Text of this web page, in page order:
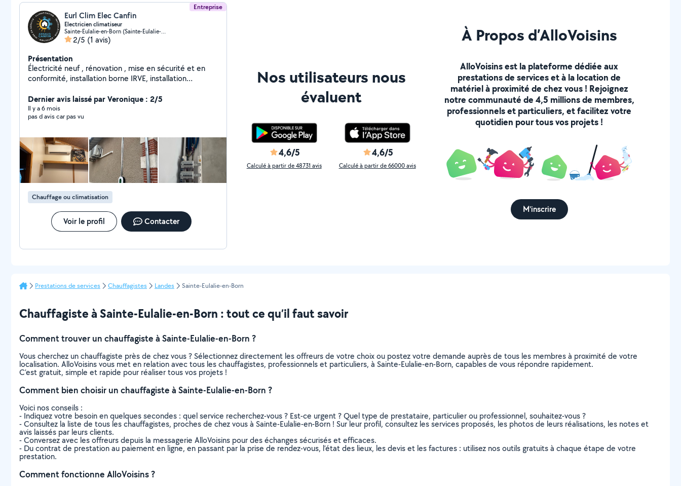
Entreprise
Eurl Clim Elec Canfin
Electricien climatiseur
Sainte-Eulalie-en-Born (Sainte-Eulalie-en-Born)
2/5 (1 avis)
Présentation
Électricité neuf , rénovation , mise en sécurité et en
conformité, installation borne IRVE, installation
entretien et réparation
Dernier avis laissé par Veronique : 2/5
Il y a 6 mois
pas d avis car pas vu
Chauffage ou climatisation
Voir le profil Contacter
Nos utilisateurs nous
évaluent
4,6/5
Calculé à partir de 48731 avis
4,6/5
Calculé à partir de 66000 avis
À Propos d’AlloVoisins
AlloVoisins est la plateforme dédiée aux
prestations de services et à la location de
matériel à proximité de chez vous ! Rejoignez
notre communauté de 4,5 millions de membres,
professionnels et particuliers, et facilitez votre
quotidien pour tous vos projets !
M'inscrire
Prestations de services Chauffagistes Landes Sainte-Eulalie-en-Born
Chauffagiste à Sainte-Eulalie-en-Born : tout ce qu’il faut savoir
Comment trouver un chauffagiste à Sainte-Eulalie-en-Born ?
Vous cherchez un chauffagiste près de chez vous ? Sélectionnez directement les offreurs de votre choix ou postez votre demande auprès de tous les membres à proximité de votre
localisation. AlloVoisins vous met en relation avec tous les chauffagistes, professionnels et particuliers, à Sainte-Eulalie-en-Born, capables de vous répondre rapidement.
C’est gratuit, simple et rapide pour réaliser tous vos projets !
Comment bien choisir un chauffagiste à Sainte-Eulalie-en-Born ?
Voici nos conseils :
- Indiquez votre besoin en quelques secondes : quel service recherchez-vous ? Est-ce urgent ? Quel type de prestataire, particulier ou professionnel, souhaitez-vous ?
- Consultez la liste de tous les chauffagistes, proches de chez vous à Sainte-Eulalie-en-Born ! Sur leur profil, consultez les services proposés, les photos de leurs réalisations, les notes et
avis laissés par leurs clients.
- Conversez avec les offreurs depuis la messagerie AlloVoisins pour des échanges sécurisés et efficaces.
- Du contrat de prestation au paiement en ligne, en passant par la prise de rendez-vous, l’état des lieux, les devis et les factures : utilisez nos outils gratuits à chaque étape de votre
prestation.
Comment fonctionne AlloVoisins ?